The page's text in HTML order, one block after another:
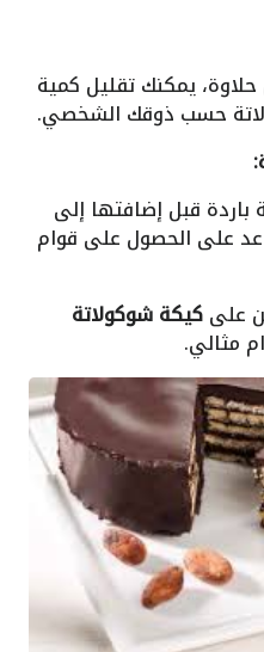
يمكنك تقليل كمية
حسب ذوقك الشخصي.
باردة قبل إضافتها إلى
على الحصول على قوام
علىكيكة شوكولاتة
مثالي.